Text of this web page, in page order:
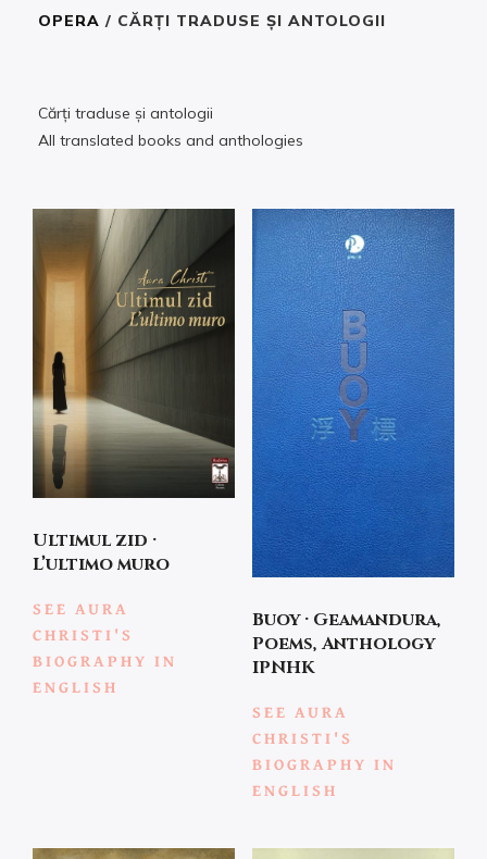
OPERA / CĂRȚI TRADUSE ȘI ANTOLOGII
Cărți traduse și antologii
All translated books and anthologies
Ultimul zid ·
L’ultimo muro
SEE AURA
CHRISTI'S
BIOGRAPHY IN
ENGLISH
Buoy · Geamandura,
Poems, Anthology
IPNHK
SEE AURA
CHRISTI'S
BIOGRAPHY IN
ENGLISH